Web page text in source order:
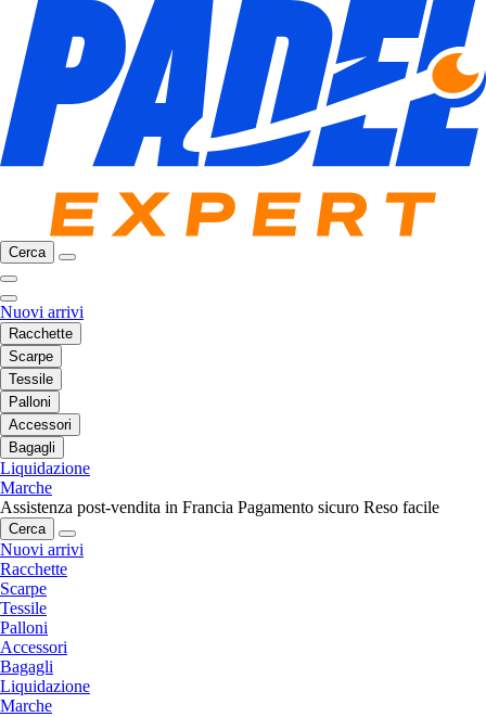
Cerca
Nuovi arrivi
Racchette
Scarpe
Tessile
Palloni
Accessori
Bagagli
Liquidazione
Marche
Assistenza post-vendita in Francia Pagamento sicuro Reso facile
Cerca
Nuovi arrivi
Racchette
Scarpe
Tessile
Palloni
Accessori
Bagagli
Liquidazione
Marche